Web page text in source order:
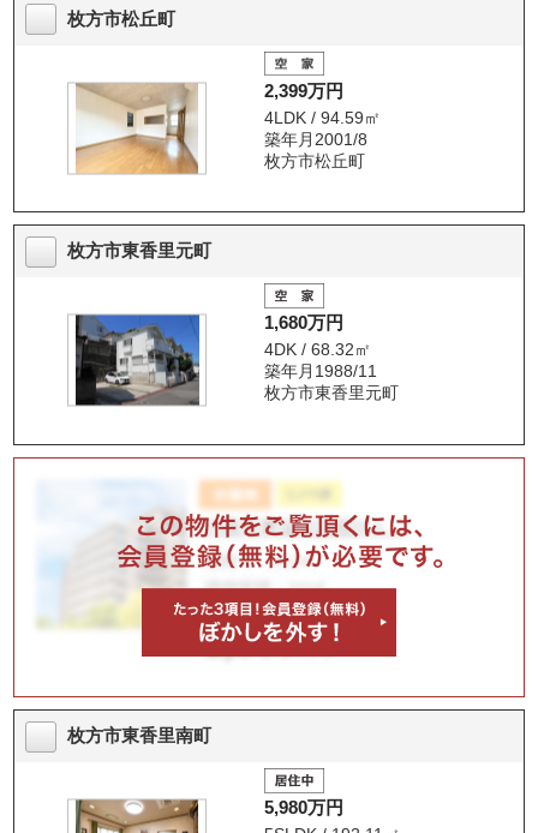
枚方市松丘町
2,399万円
4LDK / 94.59㎡
築年月2001/8
枚方市松丘町
枚方市東香里元町
1,680万円
4DK / 68.32㎡
築年月1988/11
枚方市東香里元町
枚方市東香里南町
5,980万円